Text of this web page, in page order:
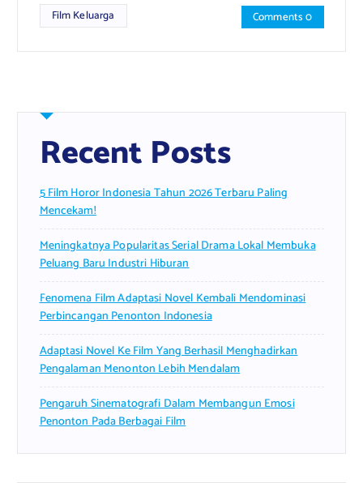
Film Keluarga Comments 0
Recent Posts
5 Film Horor Indonesia Tahun 2026 Terbaru Paling
Mencekam!
Meningkatnya Popularitas Serial Drama Lokal Membuka
Peluang Baru Industri Hiburan
Fenomena Film Adaptasi Novel Kembali Mendominasi
Perbincangan Penonton Indonesia
Adaptasi Novel Ke Film Yang Berhasil Menghadirkan
Pengalaman Menonton Lebih Mendalam
Pengaruh Sinematografi Dalam Membangun Emosi
Penonton Pada Berbagai Film